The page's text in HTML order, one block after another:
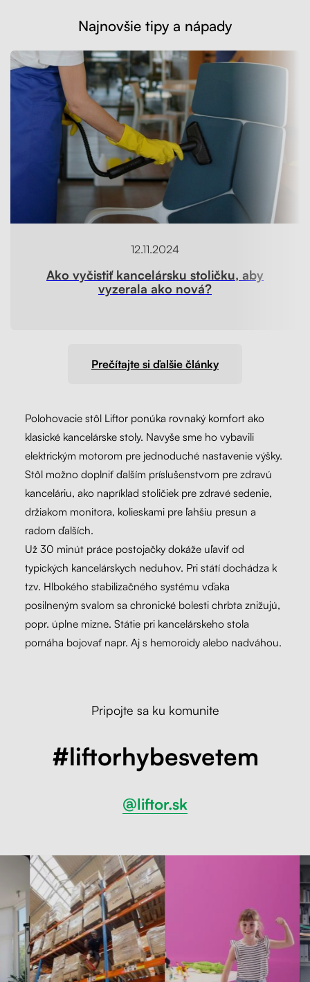
Najnovšie tipy a nápady
12.11.2024
Ako vyčistiť kancelársku stoličku, aby
vyzerala ako nová?
Prečítajte si ďalšie články
Polohovacie stôl Liftor ponúka rovnaký komfort ako
klasické kancelárske stoly. Navyše sme ho vybavili
elektrickým motorom pre jednoduché nastavenie výšky.
Stôl možno doplniť ďalším príslušenstvom pre zdravú
kanceláriu, ako napríklad stoličiek pre zdravé sedenie,
držiakom monitora, kolieskami pre ľahšiu presun a
radom ďalších.
Už 30 minút práce postojačky dokáže uľaviť od
typických kancelárskych neduhov. Pri státí dochádza k
tzv. Hlbokého stabilizačného systému vďaka
posilneným svalom sa chronické bolesti chrbta znižujú,
popr. úplne mizne. Státie pri kancelárskeho stola
pomáha bojovať napr. Aj s hemoroidy alebo nadváhou.
Pripojte sa ku komunite
#liftorhybesvetem
@liftor.sk